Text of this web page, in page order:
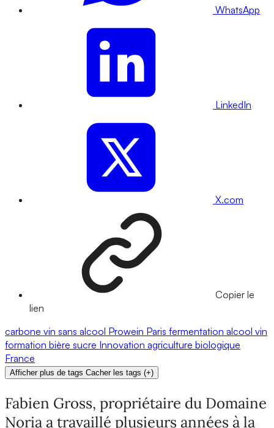
WhatsApp
LinkedIn
X.com
Copier le
lien
carbone vin sans alcool Prowein Paris fermentation alcool vin
formation bière sucre Innovation agriculture biologique
France
Afficher plus de tags Cacher les tags (+)
Fabien Gross, propriétaire du Domaine
Noria a travaillé plusieurs années à la